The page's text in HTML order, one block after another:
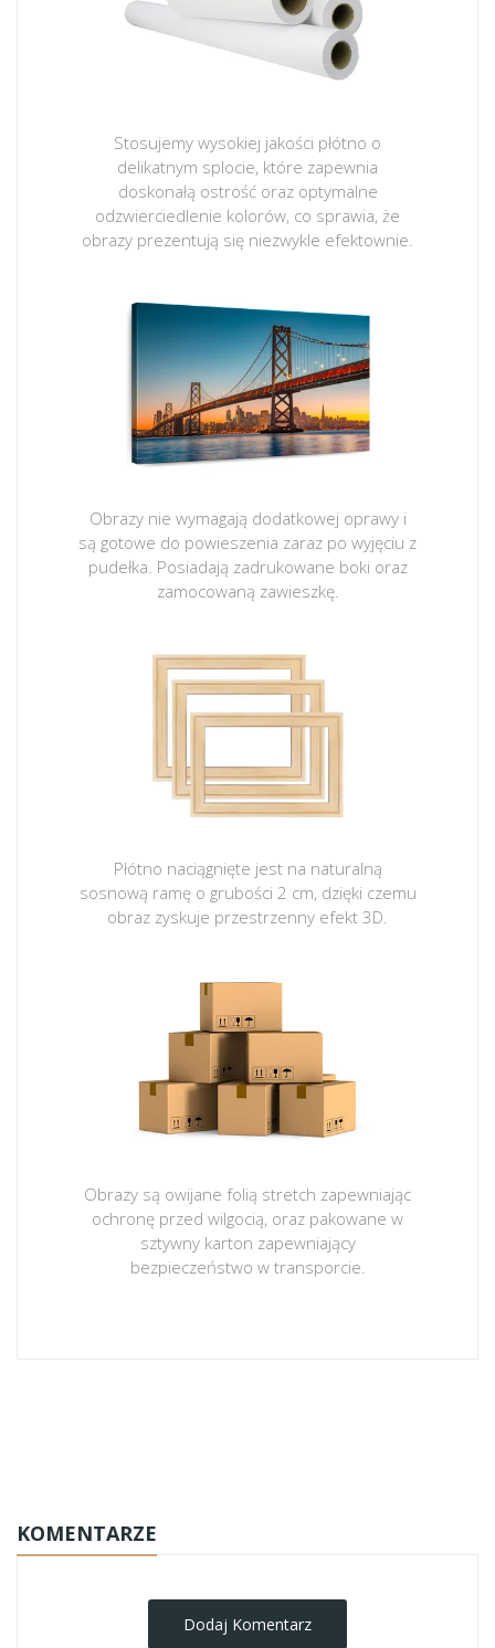
Stosujemy wysokiej jakości płótno o
delikatnym splocie, które zapewnia
doskonałą ostrość oraz optymalne
odzwierciedlenie kolorów, co sprawia, że
obrazy prezentują się niezwykle efektownie.
Obrazy nie wymagają dodatkowej oprawy i
są gotowe do powieszenia zaraz po wyjęciu z
pudełka. Posiadają zadrukowane boki oraz
zamocowaną zawieszkę.
Płótno naciągnięte jest na naturalną
sosnową ramę o grubości 2 cm, dzięki czemu
obraz zyskuje przestrzenny efekt 3D.
Obrazy są owijane folią stretch zapewniając
ochronę przed wilgocią, oraz pakowane w
sztywny karton zapewniający
bezpieczeństwo w transporcie.
KOMENTARZE
Dodaj Komentarz